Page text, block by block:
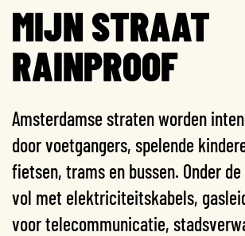
MIJN STRAAT
RAINPROOF
Amsterdamse straten worden
door voetgangers, spelende
fietsen, trams en bussen. Onder
vol met elektriciteitskabels,
voor telecommunicatie,